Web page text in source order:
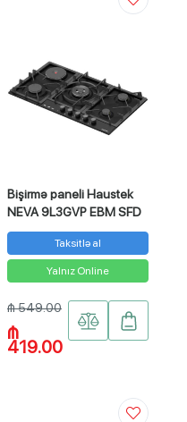
Bişirmə paneli Haustek
NEVA 9L3GVP EBM SFD
Taksitlə al
Yalnız Online
₼ 549.00
₼
419.00